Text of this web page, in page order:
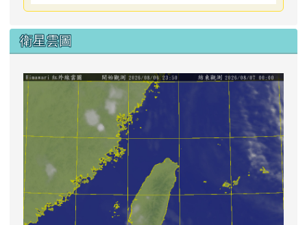
衛星雲圖
link